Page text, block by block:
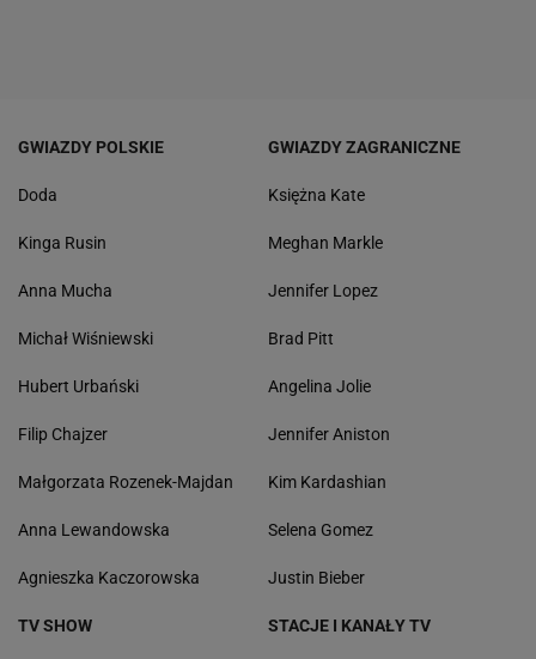
GWIAZDY POLSKIE
Doda
Kinga Rusin
Anna Mucha
Michał Wiśniewski
Hubert Urbański
Filip Chajzer
Małgorzata Rozenek-Majdan
Anna Lewandowska
Agnieszka Kaczorowska
GWIAZDY ZAGRANICZNE
Księżna Kate
Meghan Markle
Jennifer Lopez
Brad Pitt
Angelina Jolie
Jennifer Aniston
Kim Kardashian
Selena Gomez
Justin Bieber
TV SHOW STACJE I KANAŁY TV